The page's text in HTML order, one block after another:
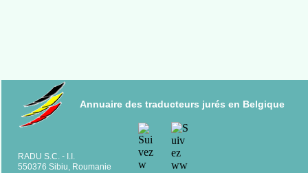
Annuaire des traducteurs jurés en Belgique
RADU S.C. - I.I.
550376 Sibiu, Roumanie